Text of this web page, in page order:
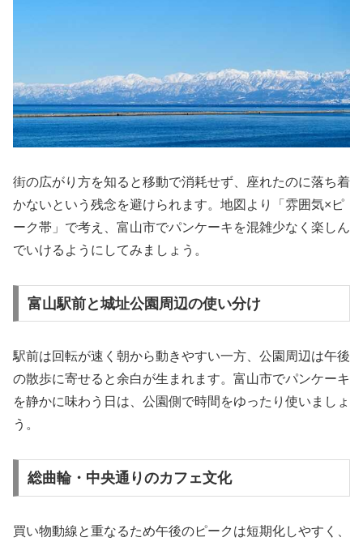
街の広がり方を知ると移動で消耗せず、座れたのに落ち着
かないという残念を避けられます。地図より「雰囲気×ピ
ーク帯」で考え、富山市でパンケーキを混雑少なく楽しん
でいけるようにしてみましょう。
富山駅前と城址公園周辺の使い分け
駅前は回転が速く朝から動きやすい一方、公園周辺は午後
の散歩に寄せると余白が生まれます。富山市でパンケーキ
を静かに味わう日は、公園側で時間をゆったり使いましょ
う。
総曲輪・中央通りのカフェ文化
買い物動線と重なるため午後のピークは短期化しやすく、